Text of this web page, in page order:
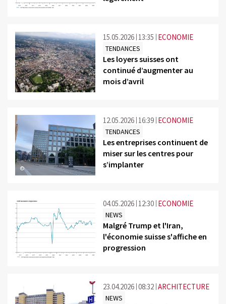
©
©
15.05.2026 13:35 ECONOMIE
TENDANCES
Les loyers suisses ont
continué d’augmenter au
mois d’avril
©
12.05.2026 16:39 ECONOMIE
TENDANCES
Les entreprises continuent de
miser sur les centres pour
s’implanter
©
04.05.2026 12:30 ECONOMIE
NEWS
Malgré Trump et l'Iran,
l'économie suisse s'affiche en
progression
23.04.2026 08:32 ARCHITECTURE
NEWS